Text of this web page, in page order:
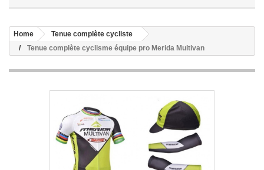
Home
Tenue complète cycliste
Tenue complète cyclisme équipe pro Merida Multivan